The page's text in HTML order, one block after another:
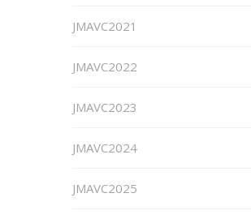
JMAVC2021
JMAVC2022
JMAVC2023
JMAVC2024
JMAVC2025